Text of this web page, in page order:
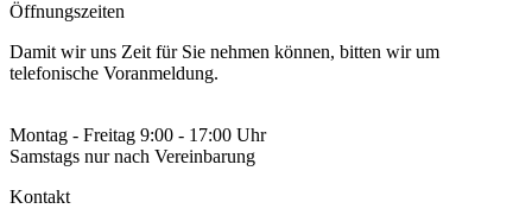
Öffnungszeiten
Damit wir uns Zeit für Sie nehmen können, bitten wir um
telefonische Voranmeldung.
Montag - Freitag 9:00 - 17:00 Uhr
Samstags nur nach Vereinbarung
Kontakt